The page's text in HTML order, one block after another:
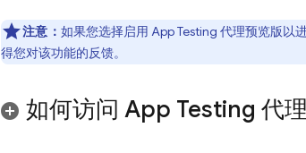
注意： 如果您选择启用 App Testing 代理预览版以
得您对该功能的反馈。
如何访问 App Testing 代